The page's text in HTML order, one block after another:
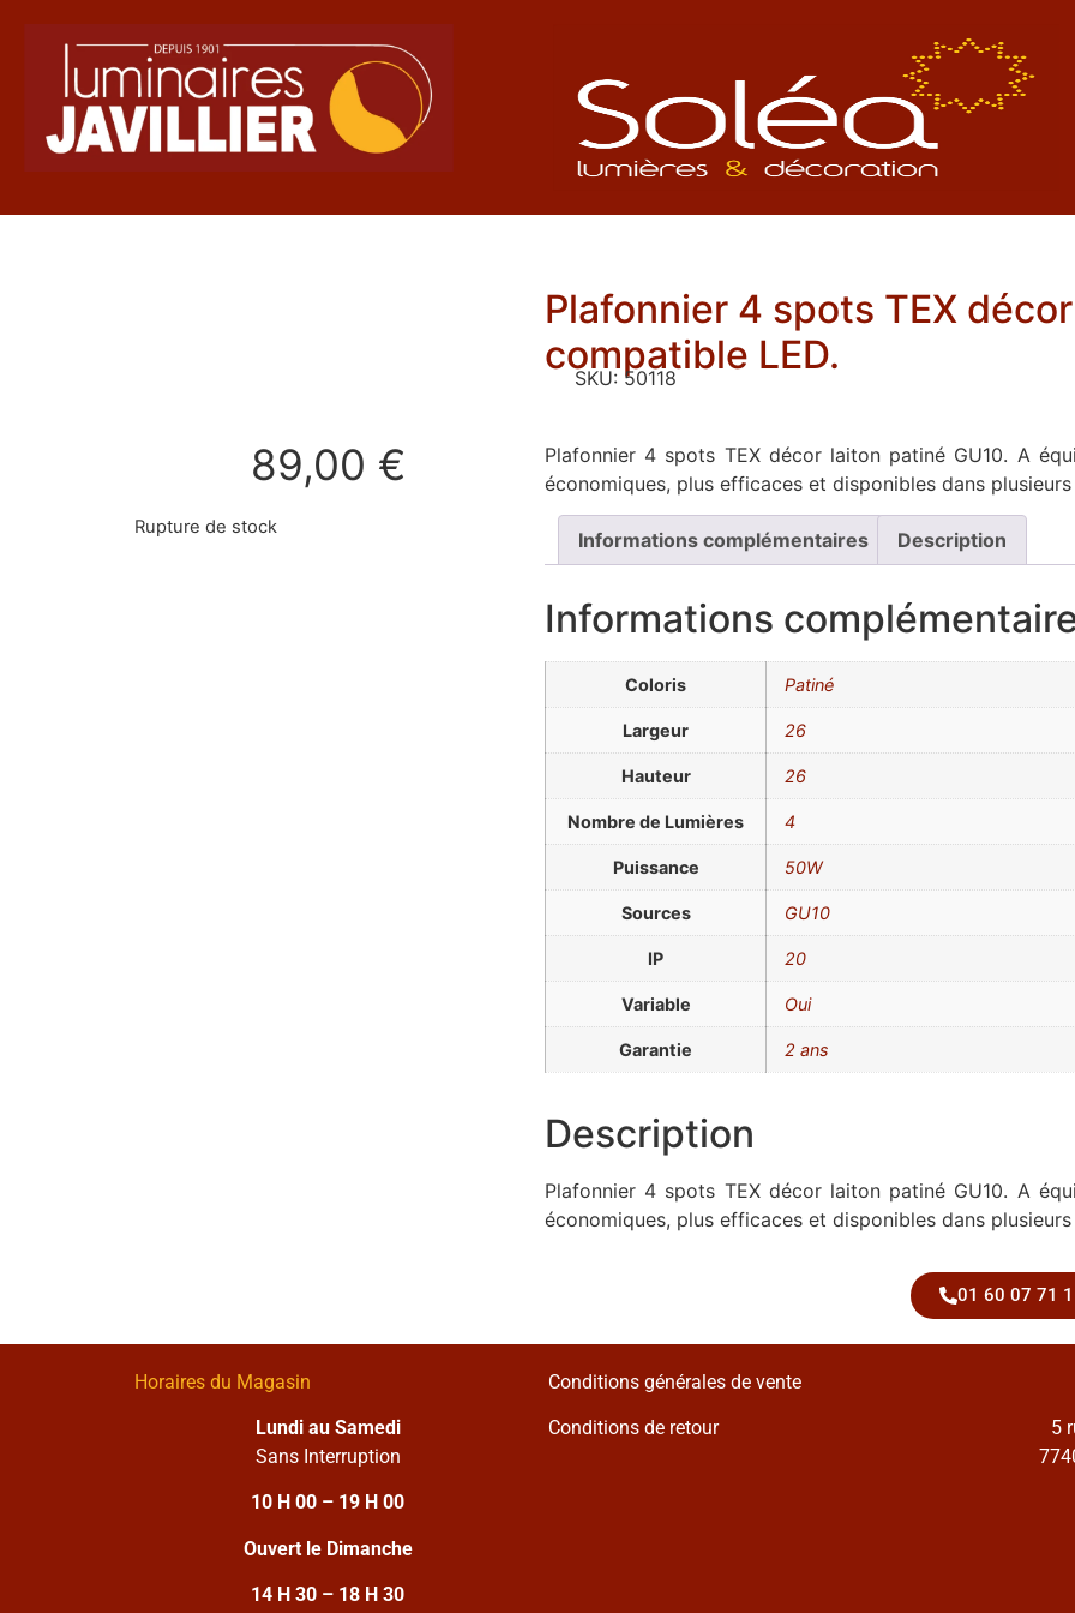
89,00 €
Rupture de stock
Plafonnier 4 spots TEX
compatible LED.
SKU: 50118
Plafonnier 4 spots TEX décor laiton patiné GU10. A
économiques, plus efficaces et disponibles dans
Informations complémentaires Description
Informations
Coloris Patiné
Largeur 26
Hauteur 26
Nombre de Lumières 4
Puissance 50W
Sources GU10
IP 20
Variable Oui
Garantie 2 ans
Description
Plafonnier 4 spots TEX décor laiton patiné GU10. A
économiques, plus efficaces et disponibles dans
01 60 07 71
Horaires du Magasin
Lundi au Samedi
Sans Interruption
10 H 00 – 19 H 00
Ouvert le Dimanche
14 H 30 – 18 H 30
Conditions générales de vente
Conditions de retour
5